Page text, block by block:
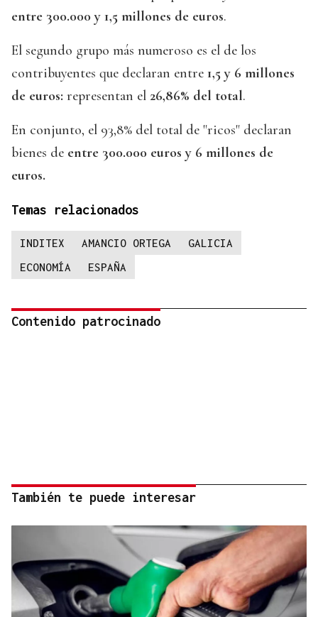
entre 300.000 y 1,5 millones de euros.
El segundo grupo más numeroso es el de los
contribuyentes que declaran entre 1,5 y 6 millones
de euros: representan el 26,86% del total.
En conjunto, el 93,8% del total de "ricos" declaran
bienes de entre 300.000 euros y 6 millones de
euros.
Temas relacionados
INDITEX AMANCIO ORTEGA
GALICIA
ECONOMÍA
ESPAÑA
Contenido patrocinado
También te puede interesar